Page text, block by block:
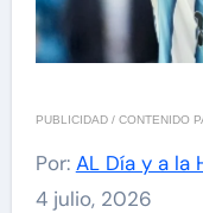
PUBLICIDAD / CONTENIDO
Por: AL Día y a la
4 julio, 2026